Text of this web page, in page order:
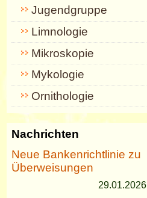
Jugendgruppe
Limnologie
Mikroskopie
Mykologie
Ornithologie
Nachrichten
Neue Bankenrichtlinie zu
Überweisungen
29.01.2026